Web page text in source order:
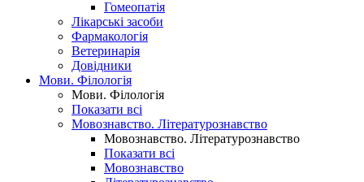
Гомеопатія
Лікарські засоби
Фармакологія
Ветеринарія
Довідники
Мови. Філологія
Мови. Філологія
Показати всі
Мовознавство. Літературознавство
Мовознавство. Літературознавство
Показати всі
Мовознавство